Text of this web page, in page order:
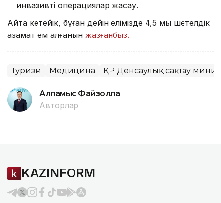
инвазивті операциялар жасау.
Айта кетейік, бұған дейін елімізде 4,5 мың шетелдік
азамат ем алғанын жазғанбыз.
Туризм Медицина ҚР Денсаулық сақтау
Алпамыс Файзолла
Авторлар
KAZINFORM